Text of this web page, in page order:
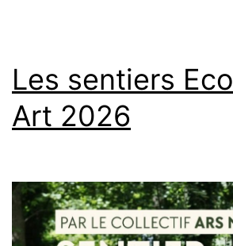
Les sentiers
Art 2026